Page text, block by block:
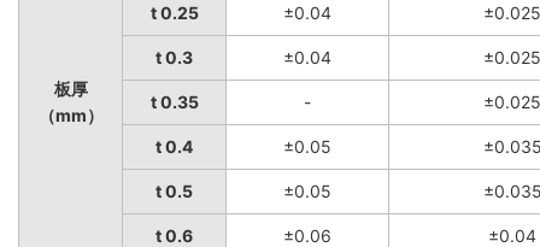
板厚
（mm）
t 0.25 ±0.04 ±0.025
t 0.3 ±0.04 ±0.025
t 0.35 - ±0.025
t 0.4 ±0.05
t 0.5 ±0.05
t 0.6 ±0.06 ±0.04